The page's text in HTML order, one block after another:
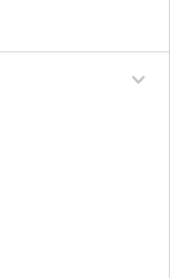
expand_more